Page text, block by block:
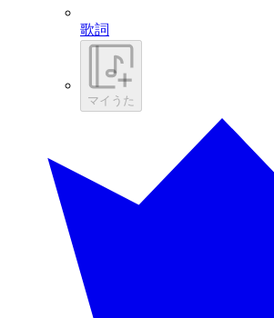
歌詞
マイうた